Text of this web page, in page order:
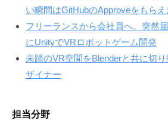
い瞬間はGitHubのApproveをもらえ
フリーランスから会社員へ。突然
にUnityでVRロボットゲーム開発
未踏のVR空間をBlenderと共に切
ザイナー
担当分野